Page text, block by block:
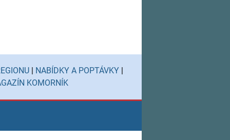
| NABÍDKY A POPTÁVKY |
KOMORNÍK